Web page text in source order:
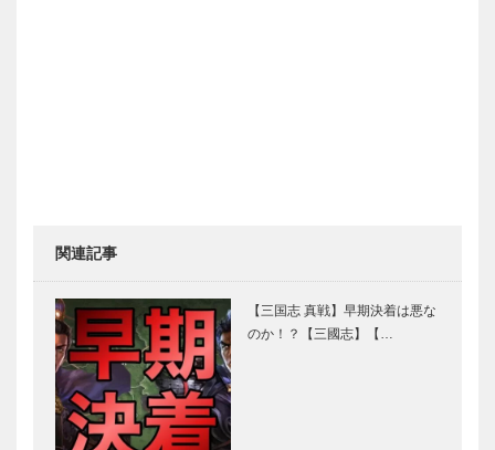
関連記事
【三国志 真戦】早期決着は悪な
のか！？【三國志】【…